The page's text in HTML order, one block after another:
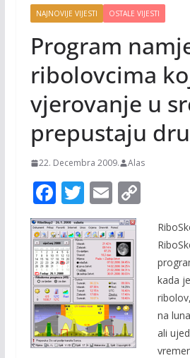
NAJNOVIJE VIJESTI OSTALE VIJESTI
Program
ribolovcima
vjerovanje u
prepustaju
22. Decembra 2009. Alas
F
ac
e
b
o
o
k
T
w
itt
er
E
m
ai
l
C
Likada
na
ali